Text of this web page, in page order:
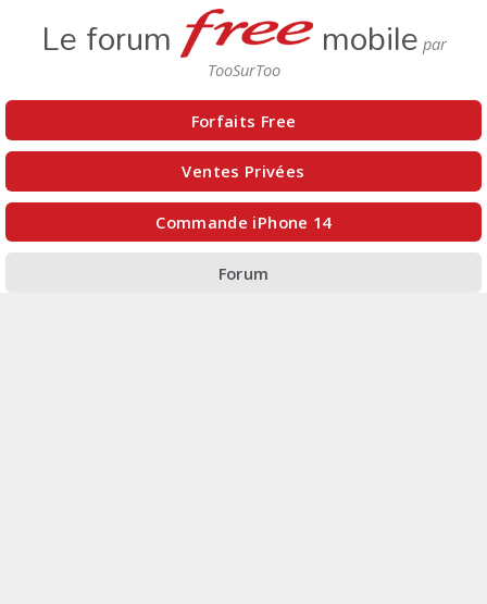
Le forum mobile
Forfaits Free
Ventes Privées
Commande iPhone 14
Forum